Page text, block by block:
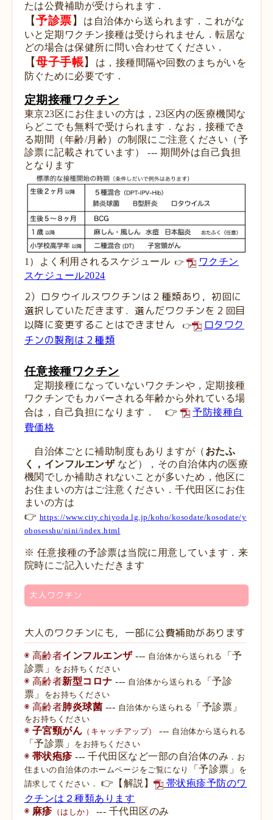
たは公費補助が受けられます．
【予診票】 は自治体から送られます．これがな
いと定期ワクチン接種は受けられません．転居な
どの場合は保健所に問い合わせてください．
【母子手帳】
は，接種間隔や回数のまちがいを
防ぐために必要です．
定期接種ワクチン
東京23区にお住まいの方は，23区内の医療機関な
らどこでも無料で受けられます．なお， 接種でき
る期間（年齢/月齢）の制限にご注意ください（予
診票に記載されています） --- 期間外は自己負担
となります
1）よく利用されるスケジュール 👉
ワクチン
スケジュール2024
2）ロタウイルスワクチンは２種類あり，初回に
選択していただきます．選んだワクチンを２回目
以降に変更することはできません 👉
ロタワク
チンの製剤は２種類
任意接種ワクチン
定期接種になっていないワクチンや，定期接種
ワクチンでもカバーされる年齢から外れている場
合は，自己負担になります．
👉
予防接種自
費価格
自治体ごとに補助制度もありますが（ おたふ
く， インフルエンザ など），その自治体内の医療
機関でしか補助されないことが多いため，他区に
お住まいの方はご注意ください．千代田区にお住
まいの方は
👉 https://www.city.chiyoda.lg.jp/koho/kosodate/kosodate/y
obosesshu/nini/index.html
※ 任意接種の予診票は当院に用意しています．来
院時にご記入いただきます
大人ワクチン
大人のワクチンにも，一部に公費補助があります
◉ 高齢者インフルエンザ--- 自治体から送られる
「予
診票」
をお持ちください
◉ 高齢者新型コロナ --- 自治体から送られる
「予診
票」
をお持ちください
◉ 高齢者肺炎球菌 --- 自治体から送られる 「予診票」
をお持ちください
◉ 子宮頸がん （キャッチアップ） --- 自治体から送られる
「予診票」 をお持ちください
◉ 帯状疱疹 --- 千代田区など一部の自治体のみ ．お
住まいの自治体のホームページをご覧になり
「予診票」
を
請求してください．
👉 【解説】
帯状疱疹予防のワ
クチンは２種類あります
◉ 麻疹（はしか） --- 千代田区のみ